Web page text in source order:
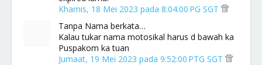
Khamis, 18 Mei 2023 pada 8:04:00 PG SGT
Tanpa Nama berkata…
Kalau tukar nama motosikal harus d bawah ka
Puspakom ka tuan
Jumaat, 19 Mei 2023 pada 9:52:00 PTG SGT